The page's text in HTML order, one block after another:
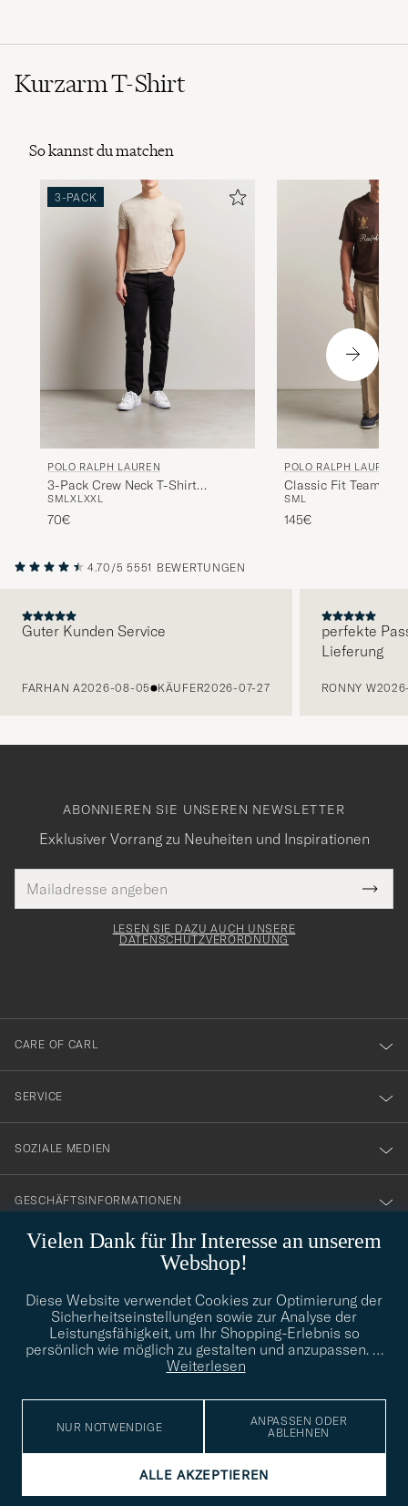
Kurzarm T-Shirt
So kannst du matchen
3-PACK
POLO RALPH LAUREN
3-Pack Crew Neck T-Shirt
Grey/Beige/Black
SMLXLXXL
70€
POLO RALPH LAUREN
Classic Fit Team T-
Brown
SML
145€
4.70/5 5551 BEWERTUNGEN
Guter Kunden Service
FARHAN A2026-08-05 KÄUFER2026-07-27
perfekte
Lieferung
RONNY W
Vielen Dank für Ihr Interesse an unserem
Webshop!
Diese Website verwendet Cookies zur Optimierung der
Sicherheitseinstellungen sowie zur Analyse der
Leistungsfähigkeit, um Ihr Shopping-Erlebnis so
persönlich wie möglich zu gestalten und anzupassen. …
Weiterlesen
NUR NOTWENDIGE
ANPASSEN ODER
ABLEHNEN
ALLE AKZEPTIEREN
ABONNIEREN SIE UNSEREN NEWSLETTER
Exklusiver Vorrang zu Neuheiten und Inspirationen
Mail
Adresse
Tack
för
dig
till
vårt
nyhetsbrev!
LESEN SIE DAZU AUCH UNSERE
DATENSCHUTZVERORDNUNG
CARE OF CARL
SERVICE
SOZIALE MEDIEN
GESCHÄFTSINFORMATIONEN
info@careofcarl.de
Benötigen Sie Hilfe bei der Suche nach Ihrem persönlichen Stil?
Wenden Sie sich an uns, wir helfen Ihnen gerne weiter!